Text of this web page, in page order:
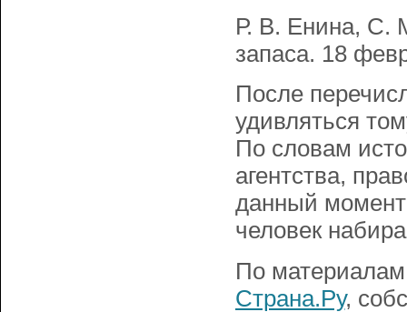
Р. В. Енина, С.
запаса. 18
После
удивляться
По словам
агентства,
данный момент
человек
По
Страна.Ру,